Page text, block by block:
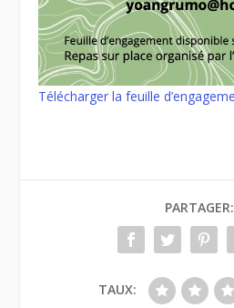
Télécharger la feuille
PARTAGER:
TAUX: